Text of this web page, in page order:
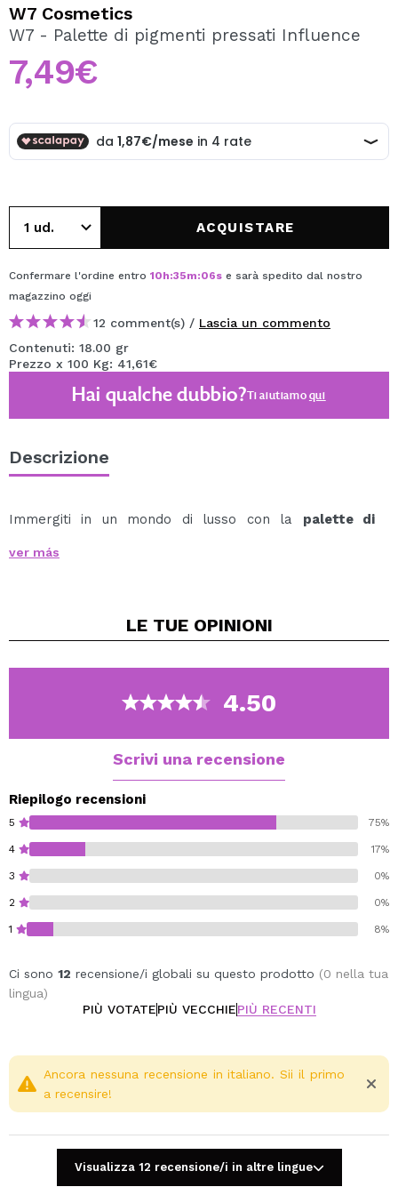
Creando un account su Maquibeauty.it potrai fare i tuoi
acquisti velocemente, controllare lo stato dei tuoi ordini e
consultare le tue operazioni precedenti.
CREARE UN ACCOUNT
W7 Cosmetics
W7 - Palette di pigmenti pressati Influence
7,49€
ACQUISTARE
Confermare l'ordine entro 10h:35m:06s e sarà spedito dal nostro
magazzino oggi
12 comment(s) / Lascia un commento
Contenuti: 18.00 gr
Prezzo x 100 Kg: 41,61€
Hai qualche dubbio?Ti aiutiamoqui
Descrizione
Immergiti in un mondo di lusso con la palette di
Contiene 18 ombretti in tonalità che vanno dai caldi e
I loro ombretti hanno texture diverse: matte morbidi e
Completa il look con sfumature gel per un effetto
ver más
LE TUE OPINIONI
4.50
Scrivi una recensione
Riepilogo recensioni
5 75%
4 17%
3 0%
2 0%
1 8%
Ci sono 12 recensione/i globali su questo prodotto (0 nella tua
lingua)
PIÙ VOTATEPIÙ VECCHIEPIÙ RECENTI
Ancora nessuna recensione in italiano. Sii il primo
a recensire!
Visualizza 12 recensione/i in altre lingue